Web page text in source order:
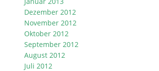
Dezember 2012
November 2012
Oktober 2012
September 2012
August 2012
Juli 2012